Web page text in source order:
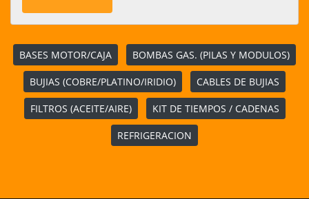
BASES MOTOR/CAJA BOMBAS GAS. (PILAS Y MODULOS)
BUJIAS (COBRE/PLATINO/IRIDIO) CABLES DE BUJIAS
FILTROS (ACEITE/AIRE) KIT DE TIEMPOS / CADENAS
REFRIGERACION